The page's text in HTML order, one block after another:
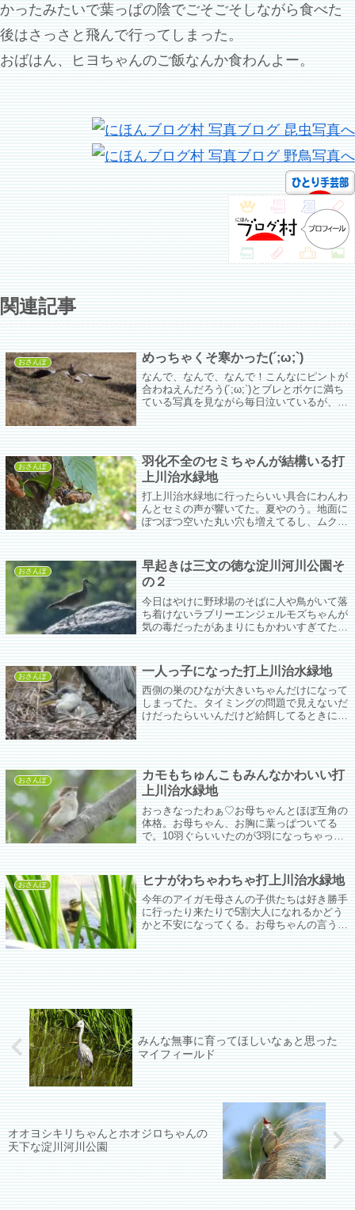
かったみたいで葉っぱの陰でごそごそしながら食べた
後はさっさと飛んで行ってしまった。
おばはん、ヒヨちゃんのご飯なんか食わんよー。
関連記事
おさんぽ めっちゃくそ寒かった(´;ω;`)
なんで、なんで、なんで！こんなにピントが
合わねえんだろう(´;ω;`)とブレとボケに満ち
ている写真を見ながら毎日泣いているが、そ
おさんぽ
羽化不全のセミちゃんが結構いる打
上川治水緑地
打上川治水緑地に行ったらいい具合にわんわ
んとセミの声が響いてた。夏やのう。地面に
ぽつぽつ空いた丸い穴も増えてるし、ムクち
いてみたら驚愕の60％、と。半分以上やん
け。
おさんぽ
早起きは三文の徳な淀川河川公園そ
の２
今日はやけに野球場のそばに人や鳥がいて落
ち着けないラブリーエンジェルモズちゃんが
気の毒だったがあまりにもかわいすぎてたく
おさんぽ 一人っ子になった打上川治水緑地
西側の巣のひなが大きいちゃんだけになって
しまってた。タイミングの問題で見えないだ
けだったらいいんだけど給餌してるときに小
おさんぽ
カモもちゅんこもみんなかわいい打
上川治水緑地
おっきなったわぁ♡お母ちゃんとほぼ互角の
体格。お母ちゃん、お胸に葉っぱついてる
で。10羽ぐらいいたのが3羽になっちゃって
る。おいちいね、おいちいね。ああ、ようや
く...
おさんぽ ヒナがわちゃわちゃ打上川治水緑地
今年のアイガモ母さんの子供たちは好き勝手
に行ったり来たりで5割大人になれるかどう
かと不安になってくる。お母ちゃんの言うこ
みんな無事に育ってほしいなぁと思った
マイフィールド
オオヨシキリちゃんとホオジロちゃんの
天下な淀川河川公園